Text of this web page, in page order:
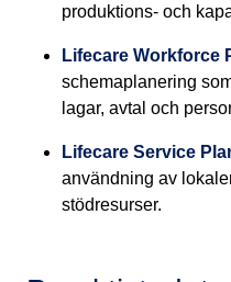
produktions- och
Lifecare Workforce
schemaplanering
lagar, avtal och
Lifecare Service
användning av
stödresurser.